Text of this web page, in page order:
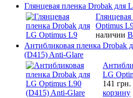
Глянцевая пленка Drobak для
Optimus
наличии В
Антибликовая пленка Drobak
(D415) Anti-Glare
LG
141 грн.
корзину